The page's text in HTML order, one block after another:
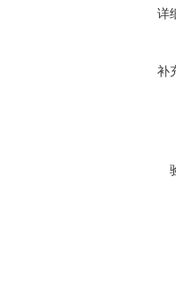
详
补